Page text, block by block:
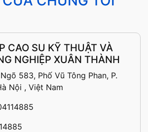
CAO SU KỸ THUẬT VÀ
NGHIỆP XUÂN THÀNH
583, Phố Vũ Tông Phan, P.
Nội , Việt Nam